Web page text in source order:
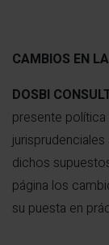
CAMBIOS EN
DOSBI
presente
dichos
página los
su puesta en